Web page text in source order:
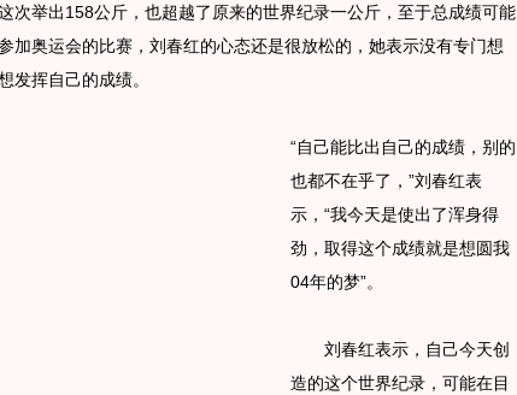
次举出158公斤，也超越了原来的世界纪录一公斤，至于总成绩可能
加奥运会的比赛，刘春红的心态还是很放松的，她表示没有专门想
发挥自己的成绩。
“自己能比出自己的成绩，别的
也都不在乎了，”刘春红表
示，“我今天是使出了浑身得
劲，取得这个成绩就是想圆我
04年的梦”。
刘春红表示，自己今天创
造的这个世界纪录，可能在目